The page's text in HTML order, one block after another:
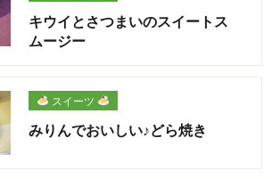
キウイとさつまいのスイートス
ムージー
スイーツ
みりんでおいしい♪どら焼き